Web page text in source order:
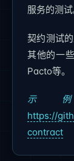
服务的测试
契约测试
其他的一
Pacto等。
示
https://
contract